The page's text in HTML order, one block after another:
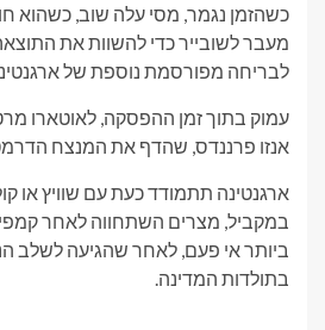
כשהזמן נגמר, מסי עלה שוב, כשהוא
מעבר לשובייר כדי להשוות את
לבריחה מפורסמת נוספת של
עמוק בתוך זמן ההפסקה, לאוטארו
אנזו פרננדס, שהדף את המנצח
ארגנטינה תתמודד כעת עם שוויץ או
במקביל, מצרים השתחווה לאחר
ביותר אי פעם, לאחר שהגיעה לשלב
בתולדות המדינה.